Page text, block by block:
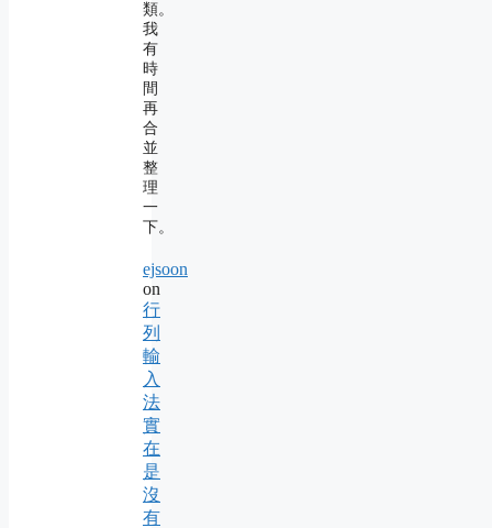
類。
我
有
時
間
再
合
並
整
理
一
下。
ejsoon
on
行
列
輸
入
法
實
在
是
沒
有